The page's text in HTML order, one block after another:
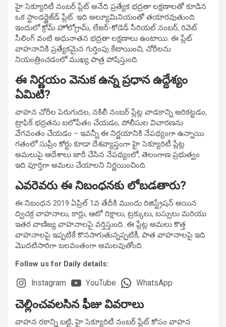
హై సెక్యూరిటీ నంబర్ ప్లేట్ అనేది ప్రత్యేక భద్రతా లక్షణాలతో కూడిన
ఒక స్టాండర్డైజ్‌డ్ ప్లేట్. ఇది అల్యూమినియంతో తయారవుతుంది.
ఇందులో క్రోమ్ హోలోగ్రామ్, లేజర్-కోడెడ్ సీరియల్ నంబర్, రివెట్
సీలింగ్ వంటి అధునాతన భద్రతా లక్షణాలు ఉంటాయి. ఈ ప్లేట్
వాహనానికి ప్రత్యేకమైన గుర్తింపు కేటాయించి, చోరీలను
నియంత్రించడంలో ముఖ్య పాత్ర పోషిస్తుంది.
ఈ నిర్ణయం వెనుక ఉన్న ప్రధాన ఉద్దేశ్యం
ఏమిటి?
వాహన చోరీల పెరుగుదల, నకిలీ నంబర్ ప్లేట్ల వాడకాన్ని అరికట్టడం,
ట్రాఫిక్ భద్రతను బలోపేతం చేయడం, పోలీసుల విచారణను
వేగవంతం చేయడం – ఇవన్నీ ఈ నిర్ణయానికి నేపథ్యంగా ఉన్నాయి.
గతంలో సుప్రీం కోర్టు కూడా దేశవ్యాప్తంగా హై సెక్యూరిటీ ప్లేట్ల
అమలుపై ఆదేశాలు జారీ చేసిన నేపథ్యంలో, తెలంగాణ ప్రభుత్వం
ఇది పూర్తిగా అమలు చేయాలని నిర్ణయించింది.
ఎవరెవరు ఈ నిబంధనకు లోబడతారు?
ఈ నిబంధన 2019 ఏప్రిల్ 1వ తేదీకి ముందు రిజిస్ట్రేషన్ అయిన
ద్విచక్ర వాహనాలు, కార్లు, ఆటో రిక్షాలు, ట్రక్కులు, బస్సులు మరియు
ఇతర వాణిజ్య వాహనాలపై వర్తిస్తుంది. ఈ ప్లేట్ల అమలు కొత్త
వాహనాలపై ఇప్పటికే కొనసాగుతున్నప్పటికీ, పాత వాహనాలపై ఇది
మొదటిసారిగా బలవంతంగా అమలవుతోంది.
Follow us for Daily details:
Instagram YouTube WhatsApp
చెల్లించవలసిన ఫీజు వివరాలు
వాహన రకాన్ని బట్టి, హై సెక్యూరిటీ నంబర్ ప్లేట్ కోసం వాహన